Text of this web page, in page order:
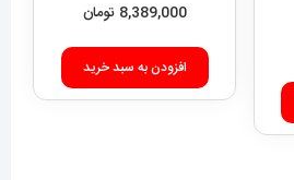
8,389,000 تومان
افزودن به سبد خرید